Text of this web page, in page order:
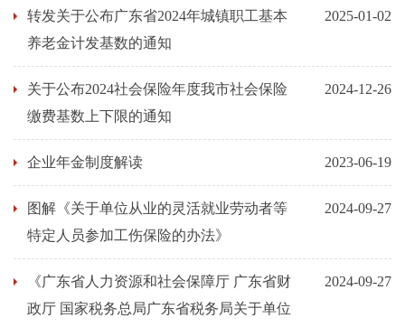
转发关于公布广东省2024年城镇职工基本
养老金计发基数的通知
2025-01-02
关于公布2024社会保险年度我市社会保险
缴费基数上下限的通知
2024-12-26
企业年金制度解读 2023-06-19
图解《关于单位从业的灵活就业劳动者等
特定人员参加工伤保险的办法》
2024-09-27
《广东省人力资源和社会保障厅 广东省财
政厅 国家税务总局广东省税务局关于单位
2024-09-27